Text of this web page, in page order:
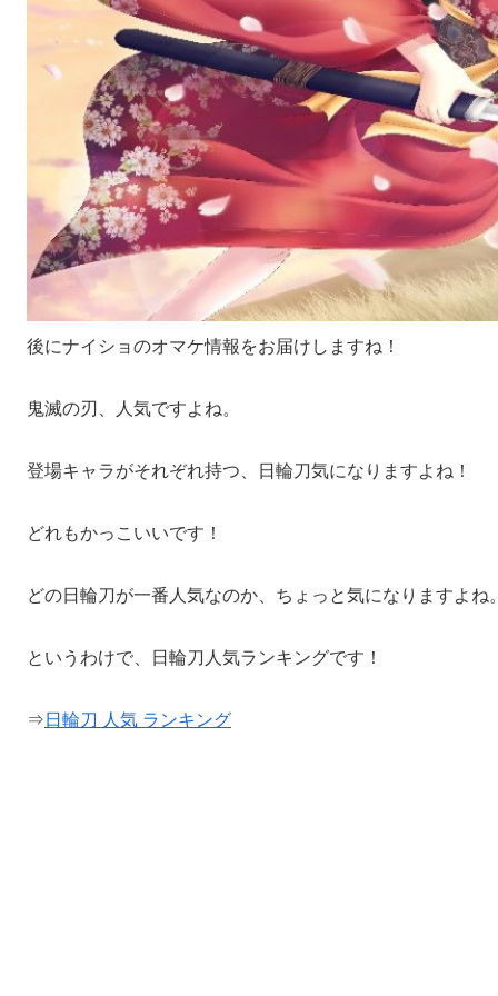
後にナイショのオマケ情報をお届けしますね！
鬼滅の刃、人気ですよね。
登場キャラがそれぞれ持つ、日輪刀気になりますよね！
どれもかっこいいです！
どの日輪刀が一番人気なのか、ちょっと気になりますよね
というわけで、日輪刀人気ランキングです！
⇒ 日輪刀 人気 ランキング